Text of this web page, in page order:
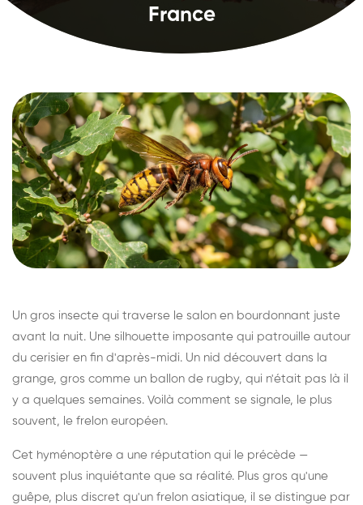
France
Un gros insecte qui traverse le salon en bourdonnant juste
avant la nuit. Une silhouette imposante qui patrouille autour
du cerisier en fin d'après-midi. Un nid découvert dans la
grange, gros comme un ballon de rugby, qui n'était pas là il
y a quelques semaines. Voilà comment se signale, le plus
souvent, le frelon européen.
Cet hyménoptère a une réputation qui le précède —
souvent plus inquiétante que sa réalité. Plus gros qu'une
guêpe, plus discret qu'un frelon asiatique, il se distingue par